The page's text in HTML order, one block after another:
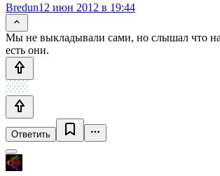
Bredun12 июн 2012 в 19:44
Мы не выкладывали сами, но слышал что на
есть они.
Ответить